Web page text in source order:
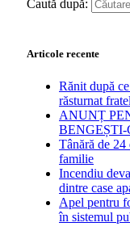
Caută după:
Articole recente
Rănit după
răsturnat
ANUNȚ
Tânără de 24
familie
Incendiu
dintre case
Apel pentru
în sistemul